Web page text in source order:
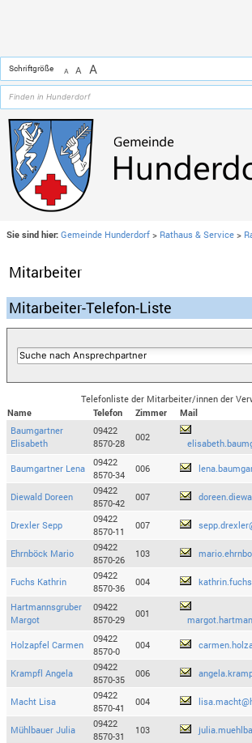
Schriftgröße A A A
Sie sind hier: Gemeinde Hunderdorf > Rathaus & Service >
Mitarbeiter
Mitarbeiter-Telefon-Liste
Telefonliste der Mitarbeiter/innen der
Name
Telefon Zimmer
Mail
Baumgartner
Elisabeth
09422
8570-28
002
Baumgartner Lena
09422
8570-34
006
Diewald Doreen
09422
8570-42
007
Drexler Sepp
09422
8570-11
007
Ehrnböck Mario
09422
8570-26
103
Fuchs Kathrin
09422
8570-36
004
Hartmannsgruber
Margot
09422
8570-29
001
Holzapfel Carmen
09422
8570-0
004
Krampfl Angela
09422
8570-35
006
Macht Lisa
09422
8570-41
004
Mühlbauer Julia
09422
8570-31
103